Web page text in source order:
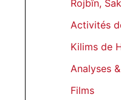
Rojbîn,
Activités
Kilims de
Analyses
Films